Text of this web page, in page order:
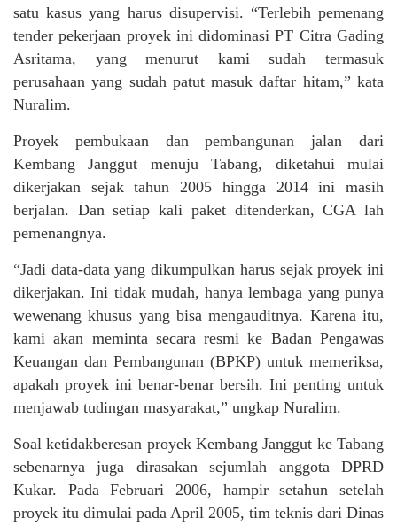
satu kasus yang harus disupervisi. “Terlebih pemenang
tender pekerjaan proyek ini didominasi PT Citra Gading
Asritama, yang menurut kami sudah termasuk
perusahaan yang sudah patut masuk daftar hitam,” kata
Nuralim.
Proyek pembukaan dan pembangunan jalan dari
Kembang Janggut menuju Tabang, diketahui mulai
dikerjakan sejak tahun 2005 hingga 2014 ini masih
berjalan. Dan setiap kali paket ditenderkan, CGA lah
pemenangnya.
“Jadi data-data yang dikumpulkan harus sejak proyek ini
dikerjakan. Ini tidak mudah, hanya lembaga yang punya
wewenang khusus yang bisa mengauditnya. Karena itu,
kami akan meminta secara resmi ke Badan Pengawas
Keuangan dan Pembangunan (BPKP) untuk memeriksa,
apakah proyek ini benar-benar bersih. Ini penting untuk
menjawab tudingan masyarakat,” ungkap Nuralim.
Soal ketidakberesan proyek Kembang Janggut ke Tabang
sebenarnya juga dirasakan sejumlah anggota DPRD
Kukar. Pada Februari 2006, hampir setahun setelah
proyek itu dimulai pada April 2005, tim teknis dari Dinas